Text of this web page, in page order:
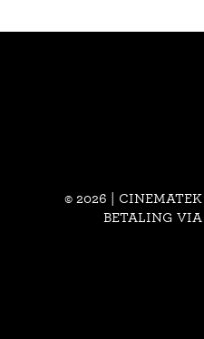
© 2026 | CINEMATEK
BETALING